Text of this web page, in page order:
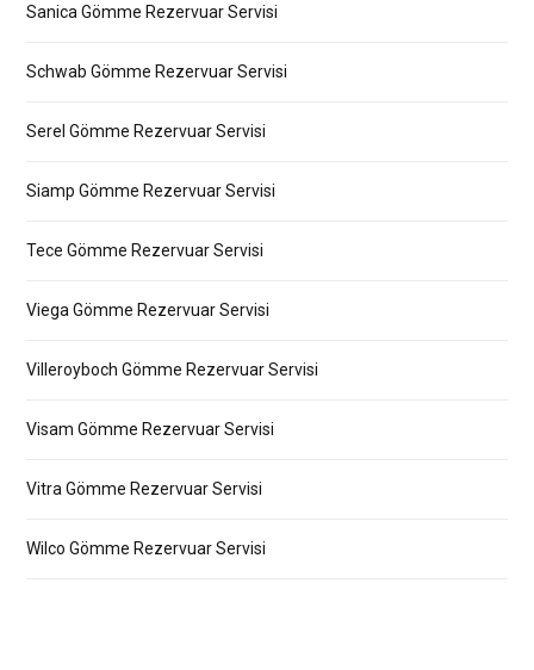
Sanica Gömme Rezervuar Servisi
Schwab Gömme Rezervuar Servisi
Serel Gömme Rezervuar Servisi
Siamp Gömme Rezervuar Servisi
Tece Gömme Rezervuar Servisi
Viega Gömme Rezervuar Servisi
Villeroyboch Gömme Rezervuar Servisi
Visam Gömme Rezervuar Servisi
Vitra Gömme Rezervuar Servisi
Wilco Gömme Rezervuar Servisi